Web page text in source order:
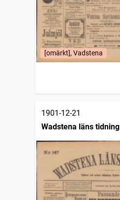
[omärkt], Vadstena
1901-12-21
Wadstena läns tidning